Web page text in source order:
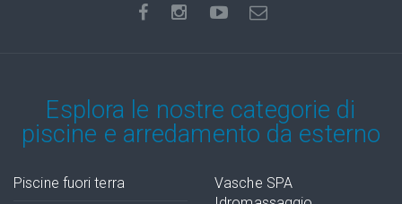
Esplora le nostre categorie di
piscine e arredamento da esterno
Piscine fuori terra
Vasche SPA